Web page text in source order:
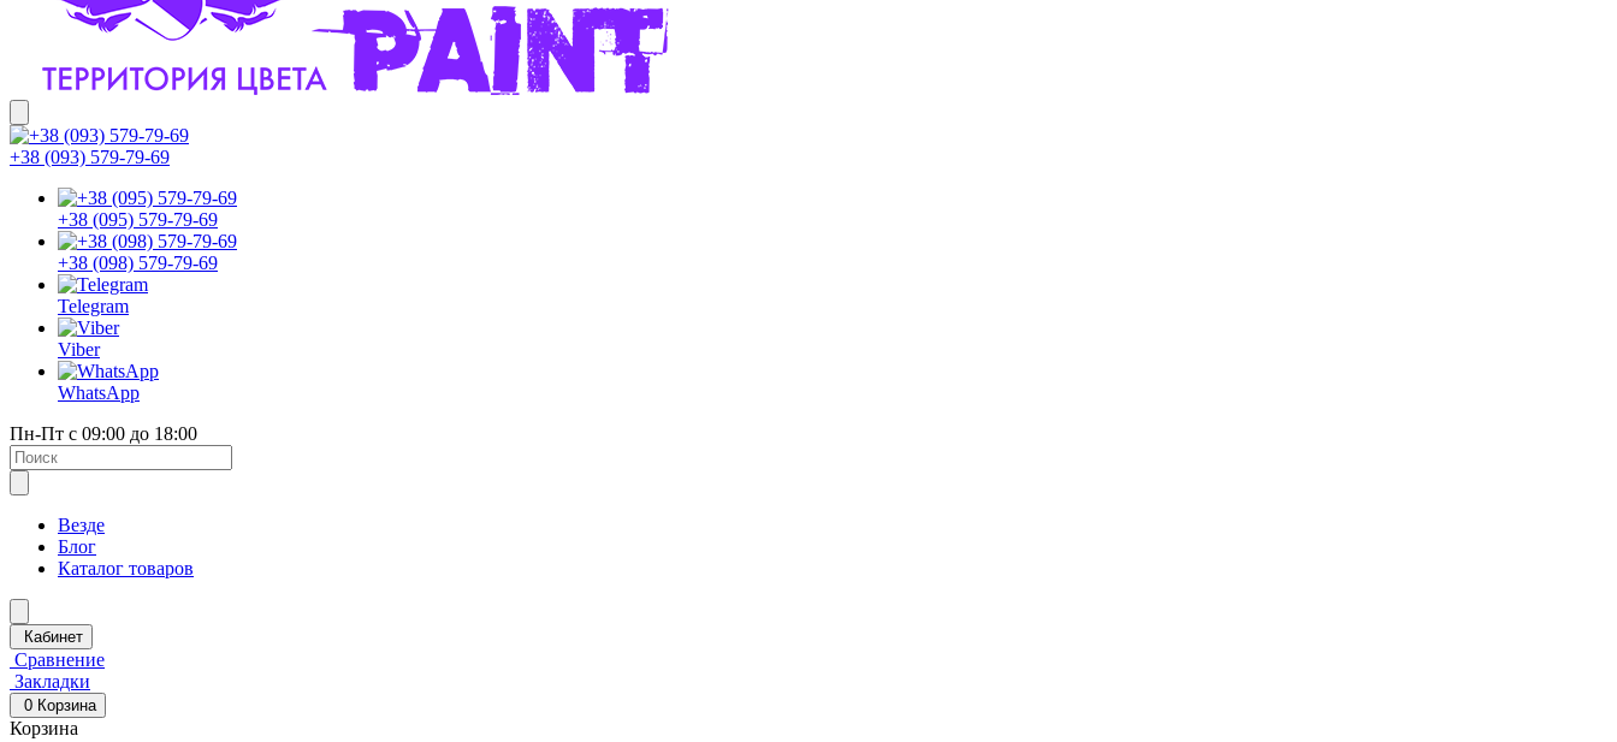
+38 (093) 579-79-69
+38 (095) 579-79-69
+38 (098) 579-79-69
Telegram
Viber
WhatsApp
Пн-Пт с 09:00 до 18:00
Везде
Блог
Каталог товаров
Кабинет
Сравнение
Закладки
0 Корзина
Корзина